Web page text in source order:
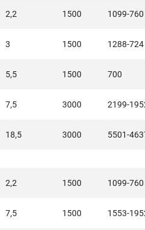
2,2 1500 1099-760
3 1500 1288-724
5,5 1500 700
7,5 3000 2199-
18,5 3000 5501-
2,2 1500 1099-760
7,5 1500 1553-